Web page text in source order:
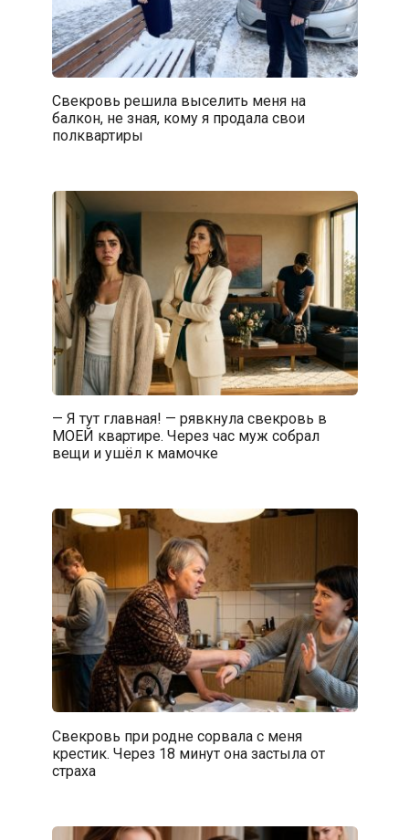
Свекровь решила выселить меня на
балкон, не зная, кому я продала свои
полквартиры
— Я тут главная! — рявкнула свекровь в
МОЕЙ квартире. Через час муж собрал
вещи и ушёл к мамочке
Свекровь при родне сорвала с меня
крестик. Через 18 минут она застыла от
страха